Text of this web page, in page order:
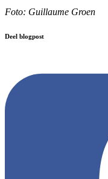
Foto: Guillaume Groen
Deel blogpost